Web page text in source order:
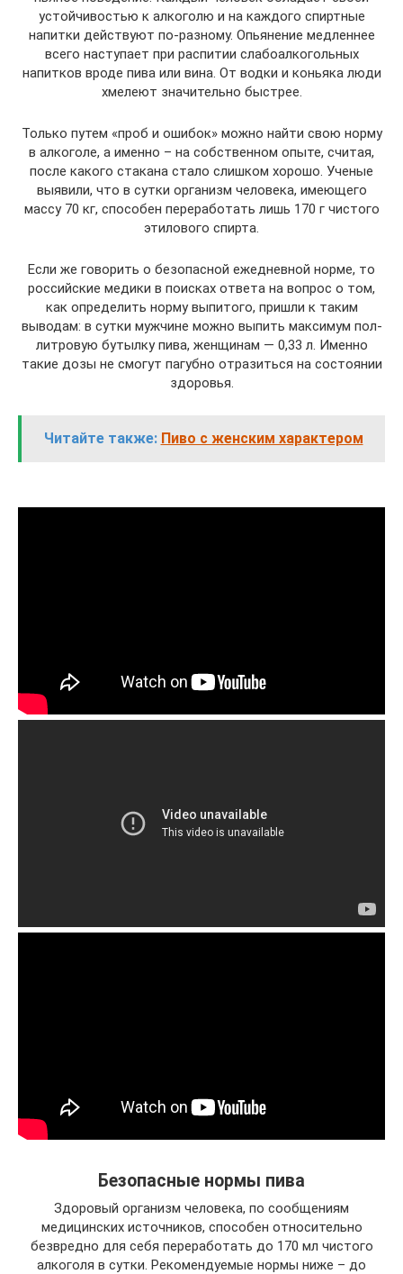
устойчивостью к алкоголю и на каждого спиртные
напитки действуют по-разному. Опьянение медленнее
всего наступает при распитии слабоалкогольных
напитков вроде пива или вина. От водки и коньяка люди
хмелеют значительно быстрее.
Только путем «проб и ошибок» можно найти свою норму
в алкоголе, а именно – на собственном опыте, считая,
после какого стакана стало слишком хорошо. Ученые
выявили, что в сутки организм человека, имеющего
массу 70 кг, способен переработать лишь 170 г чистого
этилового спирта.
Если же говорить о безопасной ежедневной норме, то
российские медики в поисках ответа на вопрос о том,
как определить норму выпитого, пришли к таким
выводам: в сутки мужчине можно выпить максимум пол-
литровую бутылку пива, женщинам — 0,33 л. Именно
такие дозы не смогут пагубно отразиться на состоянии
здоровья.
Читайте также: Пиво с женским характером
Безопасные нормы пива
Здоровый организм человека, по сообщениям
медицинских источников, способен относительно
безвредно для себя переработать до 170 мл чистого
алкоголя в сутки. Рекомендуемые нормы ниже – до